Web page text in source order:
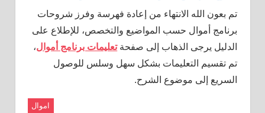
تم بعون الله الانتهاء من إعادة فهرسة وفرز شروحات
برنامج أموال حسب المواضيع والتخصص، للإطلاع على
الدليل يرجى الذهاب إلى صفحةتعليمات برنامج أموال،
تم تقسيم التعليمات بشكل سهل وسلس للوصول
السريع إلى موضوع الشرح.
اموال